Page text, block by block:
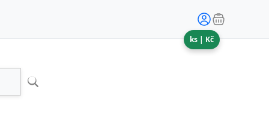
ks | Kč